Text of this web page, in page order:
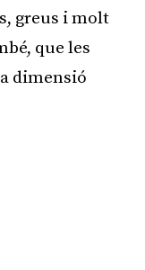
greus i molt
que les
dimensió